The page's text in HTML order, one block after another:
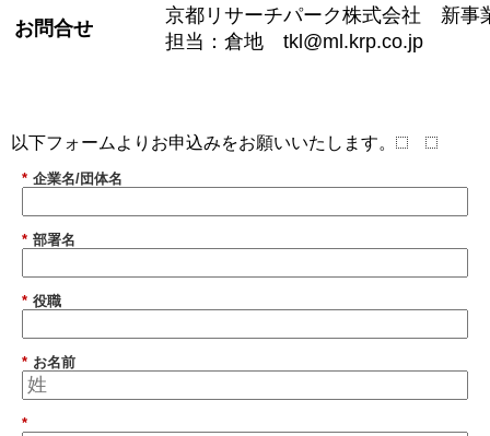
お問合せ
京都リサーチパーク株式会社 新
担当：倉地 tkl@ml.krp.co.jp
以下フォームよりお申込みをお願いいたします。
* 企業名/団体名
* 部署名
* 役職
* お名前
*